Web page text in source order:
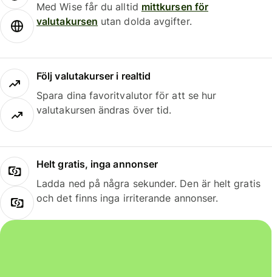
Med Wise får du alltid mittkursen för
valutakursen utan dolda avgifter.
Följ valutakurser i realtid
Spara dina favoritvalutor för att se hur
valutakursen ändras över tid.
Helt gratis, inga annonser
Ladda ned på några sekunder. Den är helt gratis
och det finns inga irriterande annonser.